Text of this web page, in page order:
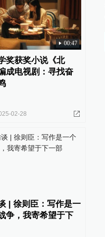
00:47
奖获奖小说《北
成电视剧：寻找奋
02-28
| 徐则臣：写作是一
争，我寄希望于下